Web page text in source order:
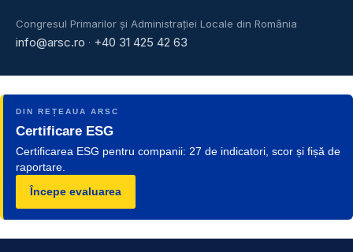
Congresul Primarilor și Administrației Locale din România
info@arsc.ro · +40 31 425 42 63
DIN REȚEAUA ARSC
Certificare ESG
Certificarea ESG pentru companii: 27 de indicatori, scor și fișă de
raportare.
Începe evaluarea